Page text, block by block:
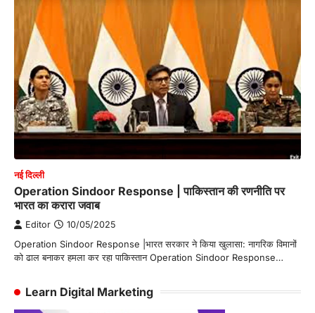
नई दिल्ली
Operation Sindoor Response | पाकिस्तान की रणनीति पर
भारत का करारा जवाब
Editor 10/05/2025
Operation Sindoor Response |भारत सरकार ने किया खुलासा: नागरिक विमानों
को ढाल बनाकर हमला कर रहा पाकिस्तान Operation Sindoor Response…
Learn Digital Marketing